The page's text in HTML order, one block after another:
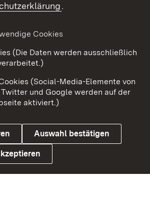
Barrierefreiheit
Cookies
.
Cookies
(Die Daten werden ausschließlich
(Social-Media-Elemente von
und Google werden auf der
aktiviert.)
Auswahl bestätigen